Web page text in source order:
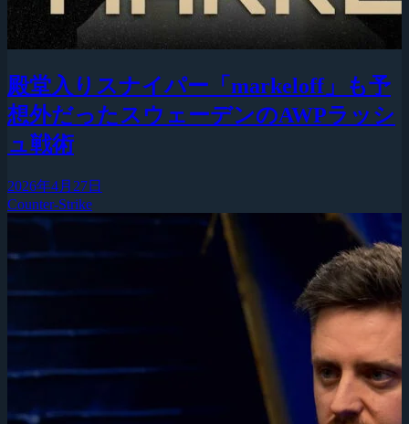
殿堂入りスナイパー「markeloff」も予
想外だったスウェーデンのAWPラッシ
ュ戦術
2026年4月27日
Counter-Strike